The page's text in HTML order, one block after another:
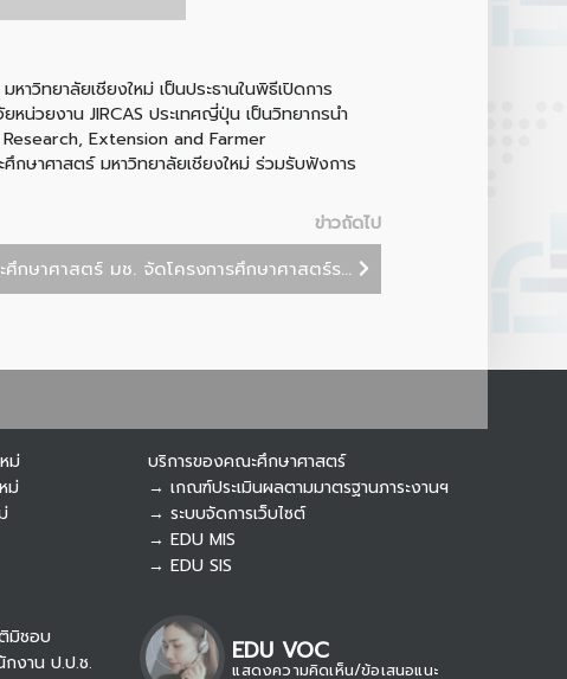
ทยาลัยเชียงใหม่ เป็นประธานในพิธีเปิดการ
น่วยงาน JIRCAS ประเทศญี่ปุ่น เป็นวิทยากรนำ
Extension and Farmer
ษาศาสตร์ มหาวิทยาลัยเชียงใหม่ ร่วมรับฟังการ
ข่าวถัดไป
กษาศาสตร์ มช. จัดโครงการศึกษาศาสตร์ร...
ม่
ม่
บริการของคณะศึกษาศาสตร์
→ เกณฑ์ประเมินผลตามมาตรฐานภาระงานฯ
→ ระบบจัดการเว็บไซต์
→ EDU MIS
→ EDU SIS
มิชอบ
งาน ป.ป.ช.
EDU VOC
แสดงความคิดเห็น/ข้อเสนอแนะ
Botnoi Assistant